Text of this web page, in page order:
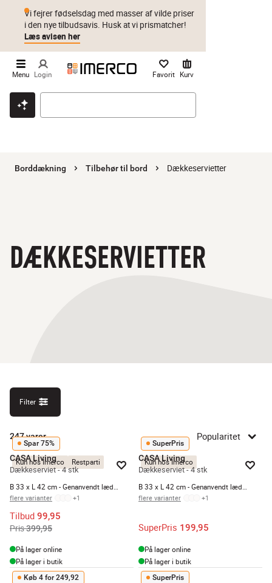
Klik & hent Byt i 1 år Prismatch
Vi fejrer fødselsdag med masser af vilde priser
i den nye tilbudsavis. Husk at vi prismatcher!
Læs avisen her
Menu Login Favorit Kurv
Borddækning Tilbehør til bord Dækkeservietter
DÆKKESERVIETTER
Filter
247varer Popularitet
Kun hos Imerco Restparti
Spar 75%
CASA Living
Dækkeserviet - 4 stk
flere varianter +1
Tilbud 99,95
Pris399,95
På lager online
På lager i butik
Kun hos Imerco
SuperPris
CASA Living
Dækkeserviet - 4 stk
flere varianter +1
SuperPris 199,95
På lager online
På lager i butik
Køb 4 for 249,92 SuperPris